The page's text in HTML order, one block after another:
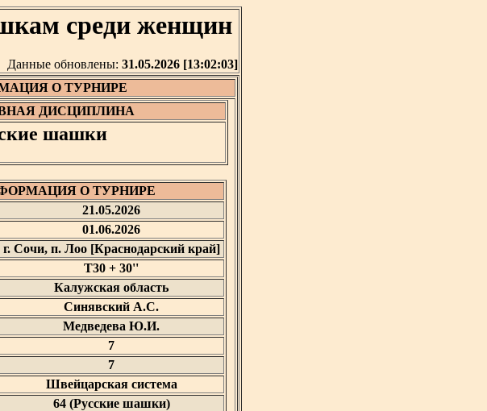
среди женщин
Данные обновлены: 31.05.2026 [13:02:03]
О ТУРНИРЕ
ДИСЦИПЛИНА
шашки
О ТУРНИРЕ
21.05.2026
01.06.2026
г. Сочи, п. Лоо [Краснодарский край]
T30 + 30''
Калужская область
Синявский А.С.
Медведева Ю.И.
7
7
Швейцарская система
64 (Русские шашки)